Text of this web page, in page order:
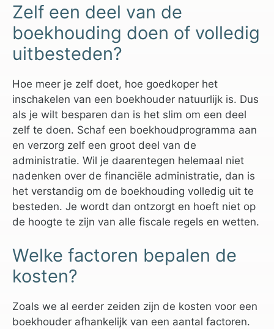
Zelf een deel van de
boekhouding doen of volledig
uitbesteden?
Hoe meer je zelf doet, hoe goedkoper het
inschakelen van een boekhouder natuurlijk is. Dus
als je wilt besparen dan is het slim om een deel
zelf te doen. Schaf een boekhoudprogramma aan
en verzorg zelf een groot deel van de
administratie. Wil je daarentegen helemaal niet
nadenken over de financiële administratie, dan is
het verstandig om de boekhouding volledig uit te
besteden. Je wordt dan ontzorgt en hoeft niet op
de hoogte te zijn van alle fiscale regels en wetten.
Welke factoren bepalen de
kosten?
Zoals we al eerder zeiden zijn de kosten voor een
boekhouder afhankelijk van een aantal factoren.